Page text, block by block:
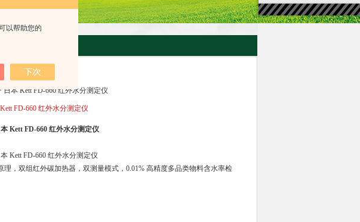
以帮助您的
日本 Kett FD-660 红外水分测定仪
FD-660 红外水分测定仪
本 Kett FD-660 红外水分测定仪
本 Kett FD-660 红外水分测定仪
理，双组红外碳加热器，双测量模式，0.01% 高精度多品类物料含水率检